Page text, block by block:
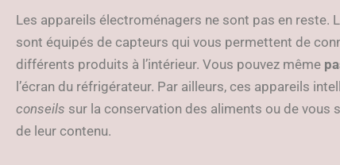
Les appareils électroménagers ne sont pas en reste.
sont équipés de capteurs qui vous permettent de
différents produits à l’intérieur. Vous pouvez même
l’écran du réfrigérateur. Par ailleurs, ces appareils
conseils sur la conservation des aliments ou de vous
de leur contenu.